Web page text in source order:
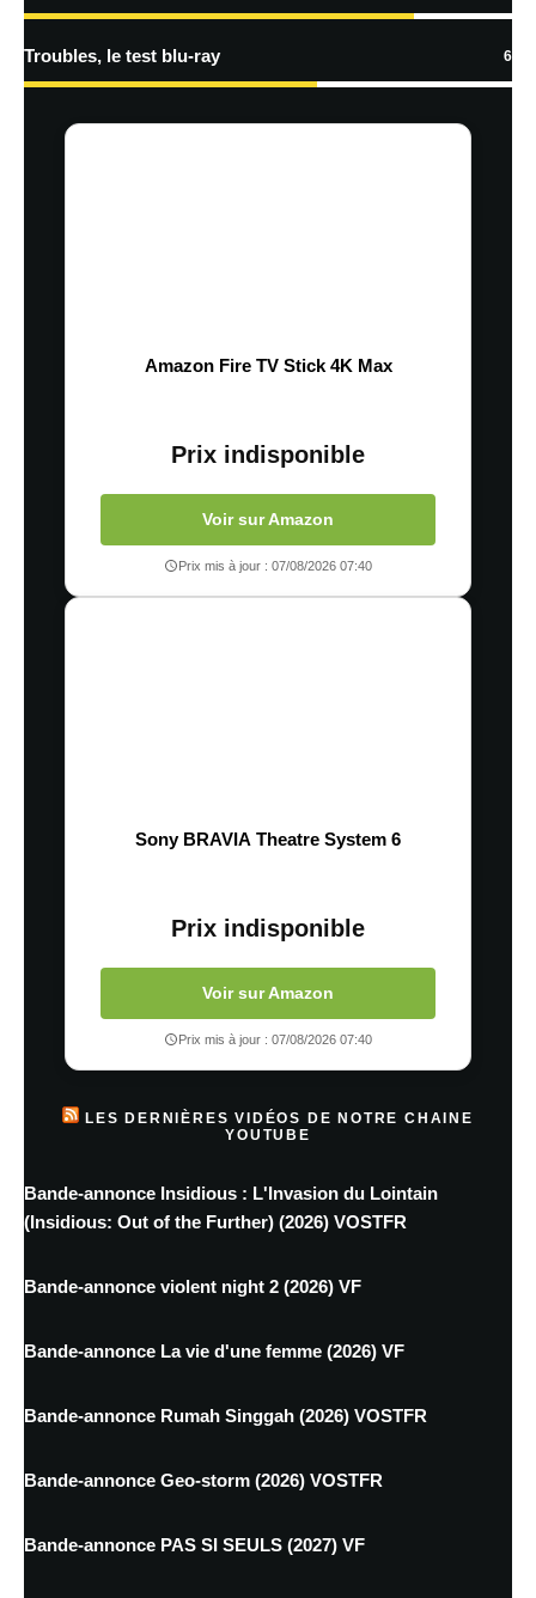
Troubles, le test blu-ray 6
Amazon Fire TV Stick 4K Max
Prix indisponible
Voir sur Amazon
Prix mis à jour : 07/08/2026 07:40
Sony BRAVIA Theatre System 6
Prix indisponible
Voir sur Amazon
Prix mis à jour : 07/08/2026 07:40
LES DERNIÈRES VIDÉOS DE NOTRE CHAINE
YOUTUBE
Bande-annonce Insidious : L'Invasion du Lointain
(Insidious: Out of the Further) (2026) VOSTFR
Bande-annonce violent night 2 (2026) VF
Bande-annonce La vie d'une femme (2026) VF
Bande-annonce Rumah Singgah (2026) VOSTFR
Bande-annonce Geo-storm (2026) VOSTFR
Bande-annonce PAS SI SEULS (2027) VF